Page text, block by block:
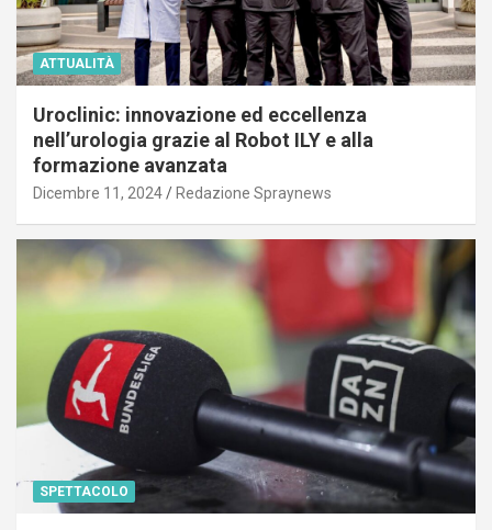
ATTUALITÀ
Uroclinic: innovazione ed eccellenza
nell’urologia grazie al Robot ILY e alla
formazione avanzata
Dicembre 11, 2024 Redazione Spraynews
SPETTACOLO